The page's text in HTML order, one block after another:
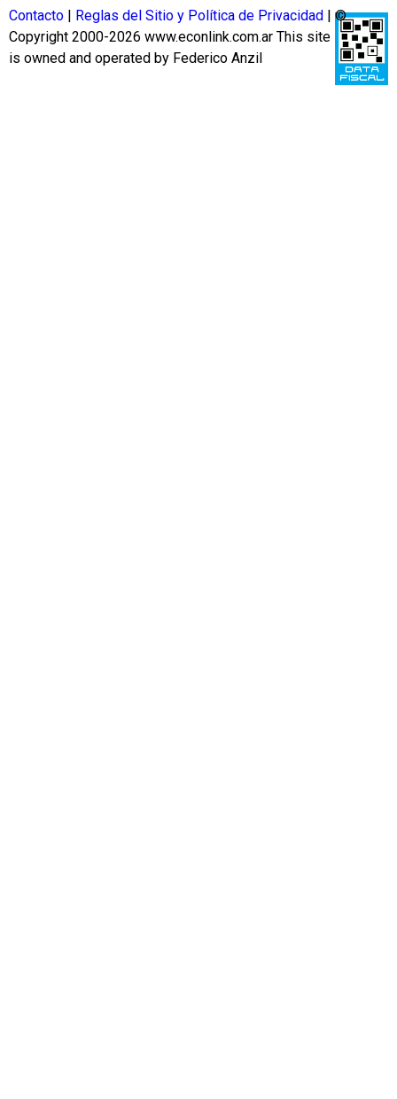
Contacto Reglas del Sitio y Política de Privacidad
| ©
Copyright 2000-2026 www.econlink.com.ar This site
is owned and operated by Federico Anzil